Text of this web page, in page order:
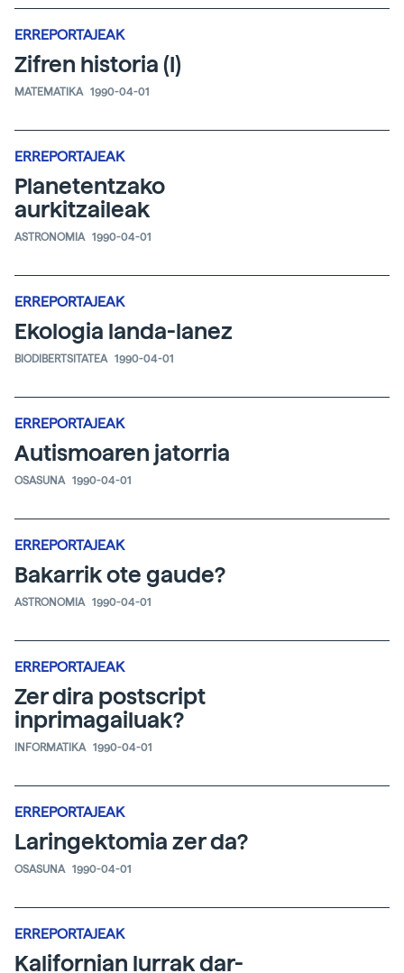
ERREPORTAJEAK
Zifren historia (I)
MATEMATIKA 1990-04-01
ERREPORTAJEAK
Planetentzako
aurkitzaileak
ASTRONOMIA 1990-04-01
ERREPORTAJEAK
Ekologia landa-lanez
BIODIBERTSITATEA 1990-04-01
ERREPORTAJEAK
Autismoaren jatorria
OSASUNA 1990-04-01
ERREPORTAJEAK
Bakarrik ote gaude?
ASTRONOMIA 1990-04-01
ERREPORTAJEAK
Zer dira postscript
inprimagailuak?
INFORMATIKA 1990-04-01
ERREPORTAJEAK
Laringektomia zer da?
OSASUNA 1990-04-01
ERREPORTAJEAK
Kalifornian lurrak dar-